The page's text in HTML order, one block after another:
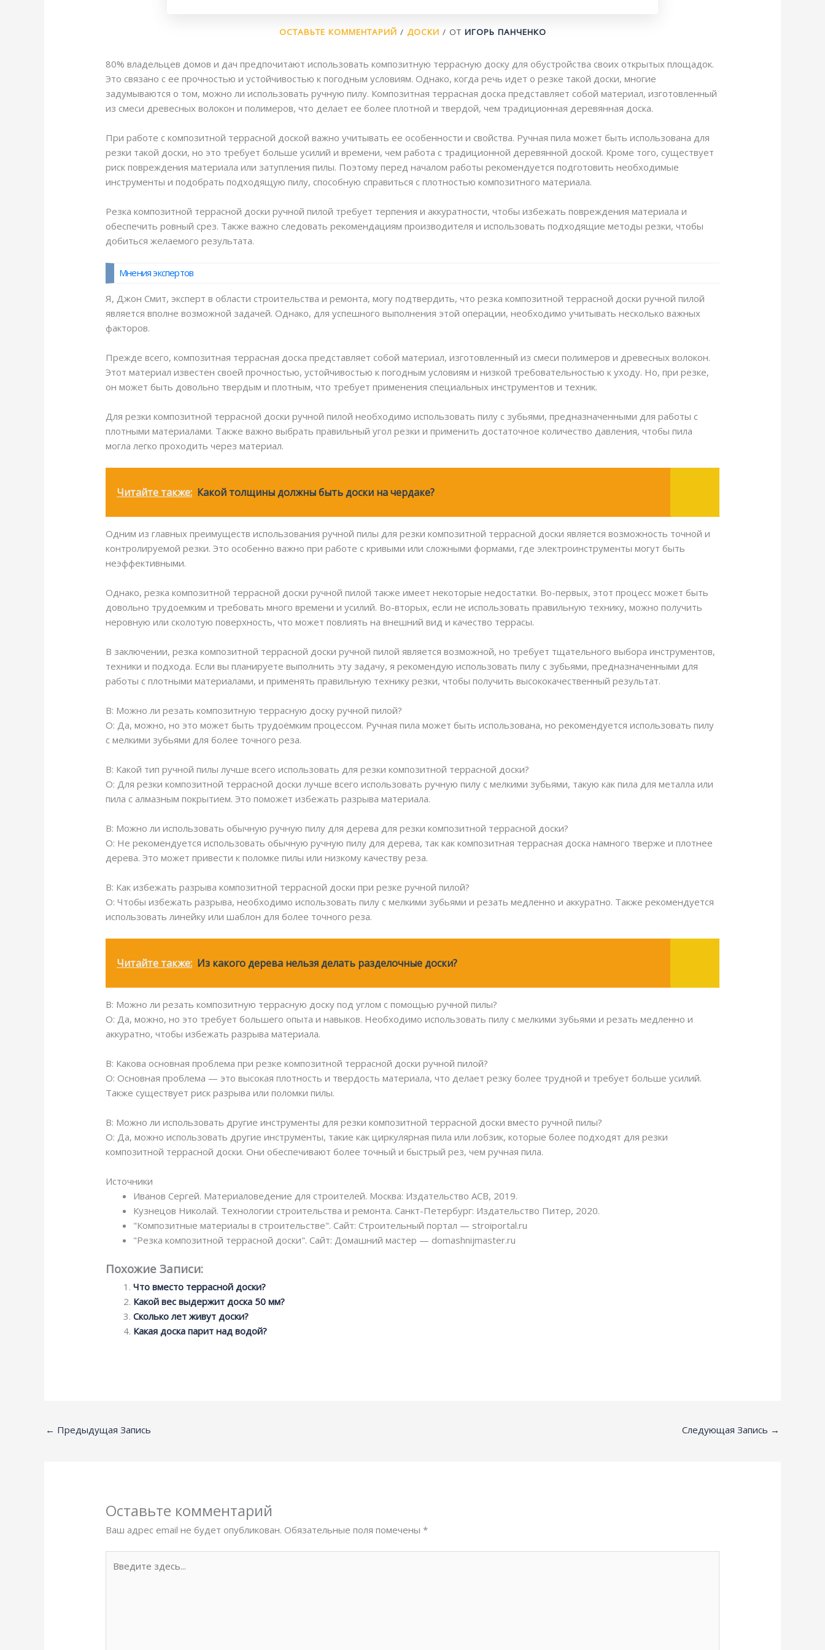
ОСТАВЬТЕ КОММЕНТАРИЙ / ДОСКИ / ОТ ИГОРЬ ПАНЧЕНКО
80% владельцев домов и дач предпочитают использовать композитную террасную доску для обустройства своих открытых площадок.
Это связано с ее прочностью и устойчивостью к погодным условиям. Однако, когда речь идет о резке такой доски, многие
задумываются о том, можно ли использовать ручную пилу. Композитная террасная доска представляет собой материал, изготовленный
из смеси древесных волокон и полимеров, что делает ее более плотной и твердой, чем традиционная деревянная доска.
При работе с композитной террасной доской важно учитывать ее особенности и свойства. Ручная пила может быть использована для
резки такой доски, но это требует больше усилий и времени, чем работа с традиционной деревянной доской. Кроме того, существует
риск повреждения материала или затупления пилы. Поэтому перед началом работы рекомендуется подготовить необходимые
инструменты и подобрать подходящую пилу, способную справиться с плотностью композитного материала.
Резка композитной террасной доски ручной пилой требует терпения и аккуратности, чтобы избежать повреждения материала и
обеспечить ровный срез. Также важно следовать рекомендациям производителя и использовать подходящие методы резки, чтобы
добиться желаемого результата.
Мнения экспертов
Я, Джон Смит, эксперт в области строительства и ремонта, могу подтвердить, что резка композитной террасной доски ручной пилой
является вполне возможной задачей. Однако, для успешного выполнения этой операции, необходимо учитывать несколько важных
факторов.
Прежде всего, композитная террасная доска представляет собой материал, изготовленный из смеси полимеров и древесных волокон.
Этот материал известен своей прочностью, устойчивостью к погодным условиям и низкой требовательностью к уходу. Но, при резке,
он может быть довольно твердым и плотным, что требует применения специальных инструментов и техник.
Для резки композитной террасной доски ручной пилой необходимо использовать пилу с зубьями, предназначенными для работы с
плотными материалами. Также важно выбрать правильный угол резки и применить достаточное количество давления, чтобы пила
могла легко проходить через материал.
Читайте также: Какой толщины должны быть доски на чердаке?
Одним из главных преимуществ использования ручной пилы для резки композитной террасной доски является возможность точной и
контролируемой резки. Это особенно важно при работе с кривыми или сложными формами, где электроинструменты могут быть
неэффективными.
Однако, резка композитной террасной доски ручной пилой также имеет некоторые недостатки. Во-первых, этот процесс может быть
довольно трудоемким и требовать много времени и усилий. Во-вторых, если не использовать правильную технику, можно получить
неровную или сколотую поверхность, что может повлиять на внешний вид и качество террасы.
В заключении, резка композитной террасной доски ручной пилой является возможной, но требует тщательного выбора инструментов,
техники и подхода. Если вы планируете выполнить эту задачу, я рекомендую использовать пилу с зубьями, предназначенными для
работы с плотными материалами, и применять правильную технику резки, чтобы получить высококачественный результат.
В: Можно ли резать композитную террасную доску ручной пилой?
О: Да, можно, но это может быть трудоёмким процессом. Ручная пила может быть использована, но рекомендуется использовать пилу
с мелкими зубьями для более точного реза.
В: Какой тип ручной пилы лучше всего использовать для резки композитной террасной доски?
О: Для резки композитной террасной доски лучше всего использовать ручную пилу с мелкими зубьями, такую как пила для металла или
пила с алмазным покрытием. Это поможет избежать разрыва материала.
В: Можно ли использовать обычную ручную пилу для дерева для резки композитной террасной доски?
О: Не рекомендуется использовать обычную ручную пилу для дерева, так как композитная террасная доска намного тверже и плотнее
дерева. Это может привести к поломке пилы или низкому качеству реза.
В: Как избежать разрыва композитной террасной доски при резке ручной пилой?
О: Чтобы избежать разрыва, необходимо использовать пилу с мелкими зубьями и резать медленно и аккуратно. Также рекомендуется
использовать линейку или шаблон для более точного реза.
Читайте также: Из какого дерева нельзя делать разделочные доски?
В: Можно ли резать композитную террасную доску под углом с помощью ручной пилы?
О: Да, можно, но это требует большего опыта и навыков. Необходимо использовать пилу с мелкими зубьями и резать медленно и
аккуратно, чтобы избежать разрыва материала.
В: Какова основная проблема при резке композитной террасной доски ручной пилой?
О: Основная проблема — это высокая плотность и твердость материала, что делает резку более трудной и требует больше усилий.
Также существует риск разрыва или поломки пилы.
В: Можно ли использовать другие инструменты для резки композитной террасной доски вместо ручной пилы?
О: Да, можно использовать другие инструменты, такие как циркулярная пила или лобзик, которые более подходят для резки
композитной террасной доски. Они обеспечивают более точный и быстрый рез, чем ручная пила.
Источники
Иванов Сергей. Материаловедение для строителей. Москва: Издательство АСВ, 2019.
Кузнецов Николай. Технологии строительства и ремонта. Санкт-Петербург: Издательство Питер, 2020.
"Композитные материалы в строительстве". Сайт: Строительный портал — stroiportal.ru
"Резка композитной террасной доски". Сайт: Домашний мастер — domashnijmaster.ru
Похожие Записи:
Что вместо террасной доски?
Какой вес выдержит доска 50 мм?
Сколько лет живут доски?
Какая доска парит над водой?
← Предыдущая Запись Следующая Запись →
Оставьте комментарий
Ваш адрес email не будет опубликован. Обязательные поля помечены*
здесь...